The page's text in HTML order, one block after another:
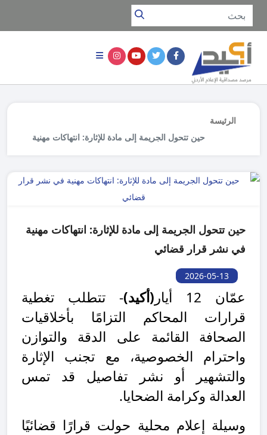
الرئيسة
حين تتحول الجريمة إلى مادة للإثارة: انتهاكات مهنية
حين تتحول الجريمة إلى مادة للإثارة: انتهاكات مهنية
في نشر قرار قضائي
2026-05-13
عمّان 12 أيار (أكيد)- تتطلب تغطية
قرارات المحاكم التزامًا بأخلاقيات
الصحافة القائمة على الدقة والتوازن
واحترام الخصوصية، مع تجنب الإثارة
والتشهير أو نشر تفاصيل قد تمس
العدالة وكرامة الضحايا.
وسيلة إعلام محلية حولت قرارًا قضائيًا